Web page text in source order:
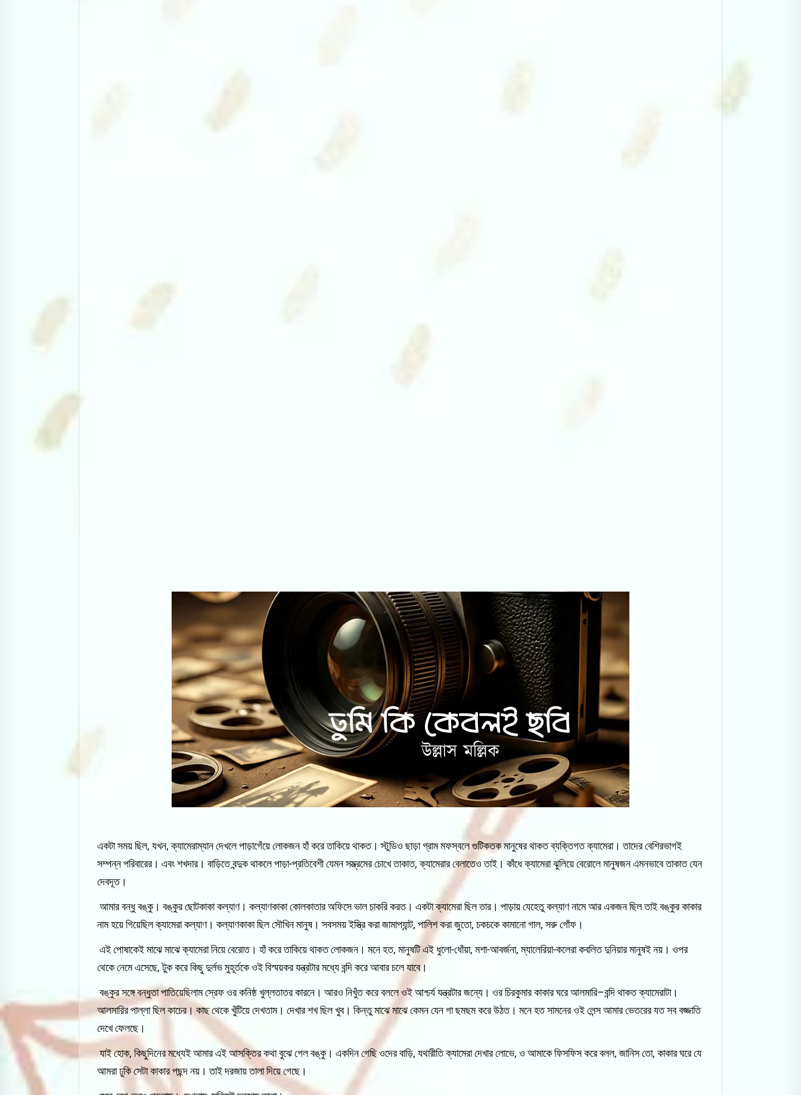
একটা সময় ছিল, যখন, ক্যামেরাম্যান দেখলে পাড়াগেঁয়ে লোকজন হাঁ করে তাকিয়ে থাকত। স্টুডিও ছাড়া গ্রাম মফস্বলে গুটিকতক মানুষের থাকত ব্যক্তিগত ক্যামেরা। তাদের বেশিরভাগই
সম্পন্ন পরিবারের। এবং শখদার। বাড়িতে বন্দুক থাকলে পাড়া-প্রতিবেশী যেমন সম্ভ্রমের চোখে তাকাত, ক্যামেরার বেলাতেও তাই। কাঁধে ক্যামেরা ঝুলিয়ে বেরোলে মানুষজন এমনভাবে তাকাত যেন
দেবদূত।
আমার বন্ধু বঙ্কু। বঙ্কুর ছোটকাকা কল্যাণ। কল্যাণকাকা কোলকাতার অফিসে ভাল চাকরি করত। একটা ক্যামেরা ছিল তার। পাড়ায় যেহেতু কল্যাণ নামে আর একজন ছিল তাই বঙ্কুর কাকার
নাম হয়ে গিয়েছিল ক্যামেরা কল্যাণ। কল্যাণকাকা ছিল সৌখিন মানুষ। সবসময় ইস্ত্রি করা জামাপ্যান্ট, পালিশ করা জুতো, চকচকে কামানো গাল, সরু গোঁফ।
এই পোষাকেই মাঝে মাঝে ক্যামেরা নিয়ে বেরোত। হাঁ করে তাকিয়ে থাকত লোকজন। মনে হত, মানুষটি এই ধুলো-ধোঁয়া, মশা-আবর্জনা, ম্যালেরিয়া-কলেরা কবলিত দুনিয়ার মানুষই নয়। ওপর
থেকে নেমে এসেছে, টুক করে কিছু দুর্লভ মুহূর্তকে ওই বিস্ময়কর যন্ত্রটার মধ্যে বন্দি করে আবার চলে যাবে।
বঙ্কুর সঙ্গে বন্ধুতা পাতিয়েছিলাম স্রেফ ওর কনিষ্ঠ খুল্লতাতর কারনে। আরও নিখুঁত করে বললে ওই আশ্চর্য যন্ত্রটার জন্যে। ওর চিরকুমার কাকার ঘরে আলমারি–বন্দি থাকত ক্যামেরাটা।
আলমারির পাল্লা ছিল কাচের। কাছ থেকে খুঁটিয়ে দেখতাম। দেখার শখ ছিল খুব। কিন্তু মাঝে মাঝে কেমন যেন গা ছমছম করে উঠত। মনে হত সামনের ওই লেন্স আমার ভেতরের যত সব বজ্জাতি
দেখে ফেলছে।
যাই হোক, কিছুদিনের মধ্যেই আমার এই আসক্তির কথা বুঝে গেল বঙ্কু। একদিন গেছি ওদের বাড়ি, যথারীতি ক্যামেরা দেখার লোভে, ও আমাকে ফিসফিস করে বলল, জানিস তো, কাকার ঘরে যে
আমরা ঢুকি সেটা কাকার পছন্দ নয়। তাই দরজায় তালা দিয়ে গেছে।